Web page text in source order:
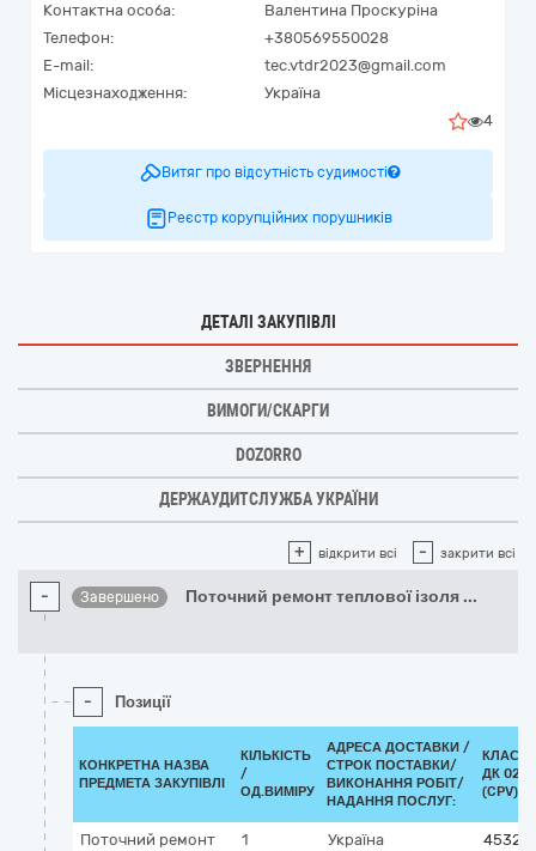
Контактна особа:
Валентина Проскуріна
Телефон:
+380569550028
E-mail:
tec.vtdr2023@gmail.com
Місцезнаходження:
Україна
4
Витяг про відсутність судимості
Реєстр корупційних порушників
ДЕТАЛІ ЗАКУПІВЛІ
ЗВЕРНЕННЯ
ВИМОГИ/СКАРГИ
DOZORRO
ДЕРЖАУДИТСЛУЖБА УКРАЇНИ
+ відкрити всі - закрити всі
- Завершено Поточний ремонт теплової ізоля ...
- Позиції
КОНКРЕТНА НАЗВА
ПРЕДМЕТА ЗАКУПІВЛІ
КІЛЬКІСТЬ
/
ОД.ВИМІРУ
АДРЕСА ДОСТАВКИ /
СТРОК ПОСТАВКИ/
ВИКОНАННЯ РОБІТ/
НАДАННЯ ПОСЛУГ:
ДК
(CPV)
Поточний ремонт
1
Україна